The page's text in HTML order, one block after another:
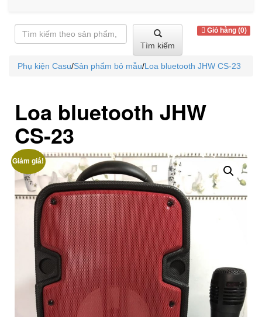
Tìm kiếm
Giỏ hàng (0)
Phụ kiện Casu/Sản phẩm bỏ mẫu/Loa bluetooth JHW CS-23
Loa bluetooth JHW
CS-23
Giảm giá!